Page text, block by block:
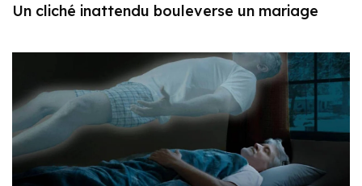
Un cliché inattendu bouleverse un mariage